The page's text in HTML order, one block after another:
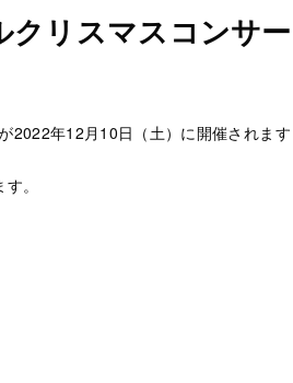
クリスマスコンサー
2022年12月10日（土）に開催されます
。